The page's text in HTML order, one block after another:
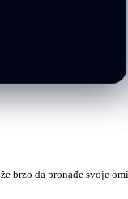
brzo da pronađe svoje